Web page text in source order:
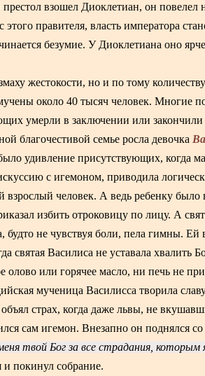
взошел Диоклетиан, он повелел
правителя, власть императора
безумие. У Диоклетиана оно
жестокости, но и по тому
около 40 тысяч человек. Многие
умерли в заключении или
благочестивой семье росла девочка
удивление присутствующих, когда
с игемоном, приводила
взрослый человек. А ведь ребенку
избить отроковицу по лицу. А
будто не чувствуя боли, пела гимны.
святая Василиса не уставала
олово или горячее масло, ни печь не
мученица Василисса творила
страх, когда даже львы, не
сам игемон. Внезапно он поднялся
твой Бог за все страдания, которым
и покинул собрание.